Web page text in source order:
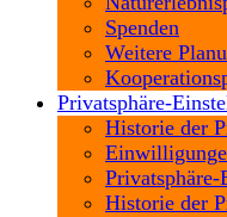
Spenden
Weitere
Privatsphäre-
Historie der
Privatsphäre-
Historie der